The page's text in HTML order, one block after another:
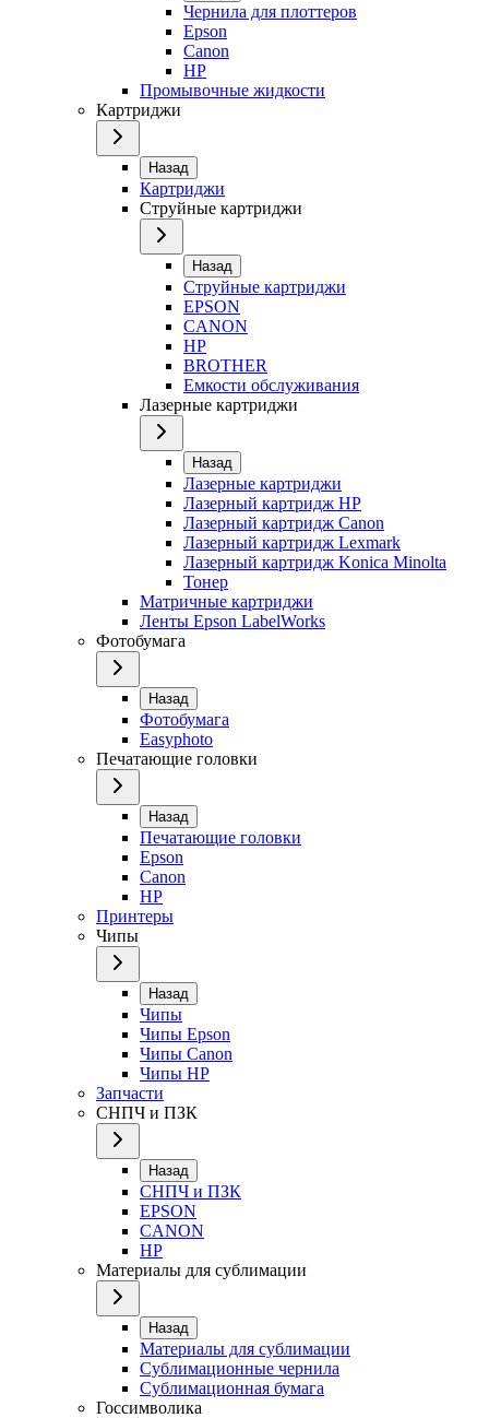
Чернила для плоттеров
Epson
Canon
HP
Промывочные жидкости
Картриджи
Назад
Картриджи
Струйные картриджи
Назад
Струйные картриджи
EPSON
CANON
HP
BROTHER
Емкости обслуживания
Лазерные картриджи
Назад
Лазерные картриджи
Лазерный картридж HP
Лазерный картридж Canon
Лазерный картридж Lexmark
Лазерный картридж Konica Minolta
Тонер
Матричные картриджи
Ленты Epson LabelWorks
Фотобумага
Назад
Фотобумага
Easyphoto
Печатающие головки
Назад
Печатающие головки
Epson
Canon
HP
Принтеры
Чипы
Назад
Чипы
Чипы Epson
Чипы Canon
Чипы HP
Запчасти
СНПЧ и ПЗК
Назад
СНПЧ и ПЗК
EPSON
CANON
HP
Материалы для сублимации
Назад
Материалы для сублимации
Сублимационные чернила
Сублимационная бумага
Госсимволика